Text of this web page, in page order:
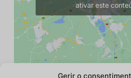
Gerir o
ativar este